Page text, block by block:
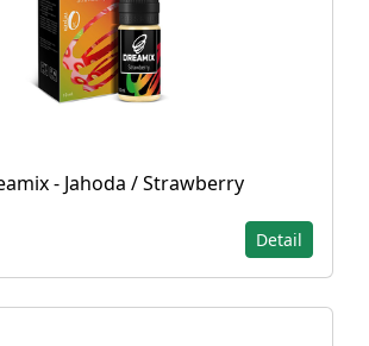
- Jahoda / Strawberry
Detail